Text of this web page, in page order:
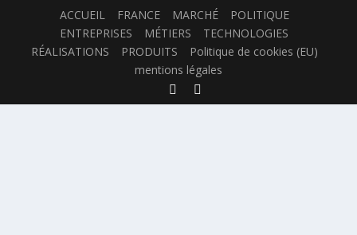
ACCUEIL FRANCE MARCHÉ
POLITIQUE
ENTREPRISES
MÉTIERS
TECHNOLOGIES
RÉALISATIONS
PRODUITS
Politique de cookies (EU)
mentions légales